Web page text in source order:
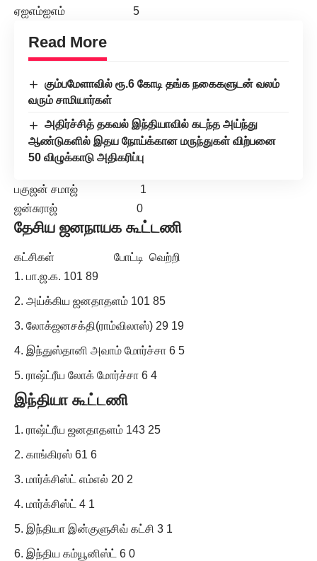
ஏஐஎம்ஐஎம் 5
Read More
கும்பமேளாவில் ரூ.6 கோடி தங்க நகைகளுடன் வலம்
வரும் சாமியார்கள்
அதிர்ச்சித் தகவல் இந்தியாவில் கடந்த அய்ந்து
ஆண்டுகளில் இதய நோய்க்கான மருந்துகள் விற்பனை
50 விழுக்காடு அதிகரிப்பு
பகுஜன் சமாஜ் 1
ஜன்சுராஜ் 0
தேசிய ஜனநாயக கூட்டணி
கட்சிகள் போட்டி வெற்றி
பா.ஜ.க. 101 89
அய்க்கிய ஜனதாதளம் 101 85
லோக்ஜனசக்தி(ராம்விலாஸ்) 29 19
இந்துஸ்தானி அவாம் மோர்ச்சா 6 5
ராஷ்ட்ரீய லோக் மோர்ச்சா 6 4
இந்தியா கூட்டணி
ராஷ்ட்ரீய ஜனதாதளம் 143 25
காங்கிரஸ் 61 6
மார்க்சிஸ்ட் எம்எல் 20 2
மார்க்சிஸ்ட் 4 1
இந்தியா இன்குளுசிவ் கட்சி 3 1
இந்திய கம்யூனிஸ்ட் 6 0